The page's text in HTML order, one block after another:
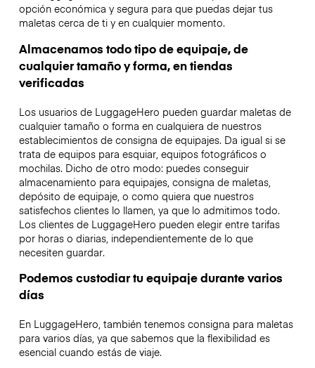
opción económica y segura para que puedas dejar tus
maletas cerca de ti y en cualquier momento.
Almacenamos todo tipo de equipaje, de
cualquier tamaño y forma, en tiendas
verificadas
Los usuarios de LuggageHero pueden guardar maletas de
cualquier tamaño o forma en cualquiera de nuestros
establecimientos de consigna de equipajes. Da igual si se
trata de equipos para esquiar, equipos fotográficos o
mochilas. Dicho de otro modo: puedes conseguir
almacenamiento para equipajes, consigna de maletas,
depósito de equipaje, o como quiera que nuestros
satisfechos clientes lo llamen, ya que lo admitimos todo.
Los clientes de LuggageHero pueden elegir entre tarifas
por horas o diarias, independientemente de lo que
necesiten guardar.
Podemos custodiar tu equipaje durante varios
días
En LuggageHero, también tenemos consigna para maletas
para varios días, ya que sabemos que la flexibilidad es
esencial cuando estás de viaje.